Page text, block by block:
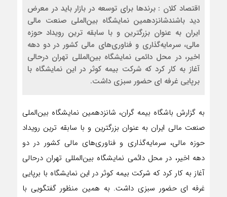
اقتصاد کلان : برندها برای توسعه در بازار باید در معرض
دید باشندشانزدهمین نمایشگاه بین‌الملی صنعت مالی
ایران به عنوان بزرگترین و با سابقه‌ ترین رویداد حوزه
مالی، سرمایه‌گذاری و فناوری‌های مالی کشور در دو دهه
اخیر، در محل دائمی نمایشگاه بین‌المللی تهران درحالی
آغاز به کار کرد که شرکت بیمه کوثر در این نمایشگاه با
برپایی غرفه ای حضور سبزی داشت.
به گزارش باشگاه بیمه گران، شانزدهمین نمایشگاه بین‌الملی
صنعت مالی ایران به عنوان بزرگترین و با سابقه‌ ترین رویداد
حوزه مالی، سرمایه‌گذاری و فناوری‌های مالی کشور در دو
دهه اخیر، در محل دائمی نمایشگاه بین‌المللی تهران درحالی
آغاز به کار کرد که شرکت بیمه کوثر در این نمایشگاه با برپایی
غرفه ای حضور سبزی داشت. به همین منظور گفتگویی با